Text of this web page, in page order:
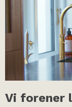
Vi forener